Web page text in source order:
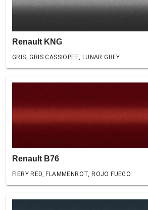
Renault KNG
GRIS, GRIS CASSIOPEE, LUNAR GREY
Renault B76
FIERY RED, FLAMMENROT, ROJO FUEGO